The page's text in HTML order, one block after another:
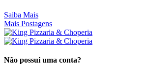
Saiba Mais
Mais Postagens
Não possui uma conta?